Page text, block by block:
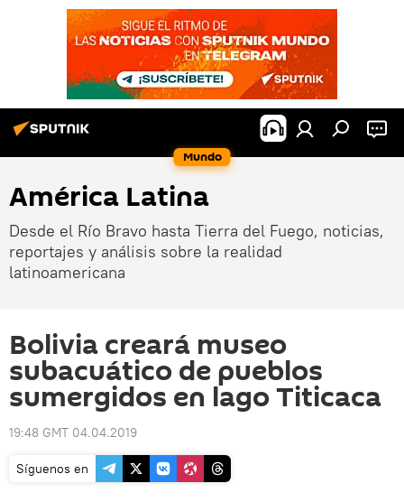
Mundo
América Latina
Desde el Río Bravo hasta Tierra del Fuego, noticias,
reportajes y análisis sobre la realidad
latinoamericana
Bolivia creará museo
subacuático de pueblos
sumergidos en lago Titicaca
19:48 GMT 04.04.2019
Síguenos en